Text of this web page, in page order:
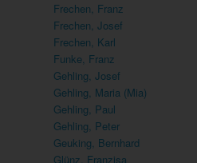
Frechen, Franz
Frechen, Josef
Frechen, Karl
Funke, Franz
Gehling, Josef
Gehling, Maria (Mia)
Gehling, Paul
Gehling, Peter
Geuking, Bernhard
Glünz, Franzisa